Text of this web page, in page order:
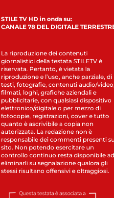
STILE TV HD in onda su:
CANALE 78 DEL DIGITALE
La riproduzione dei contenuti
giornalistici della testata STILETV è
riservata. Pertanto, è vietata la
riproduzione e l’uso, anche parziale, di
testi, fotografie, contenuti audio/video,
filmati, loghi, grafiche aziendali e
pubblicitarie, con qualsiasi dispositivo
elettronico/digitale o per mezzo di
fotocopie, registrazioni, cover e tutto
quanto è ascrivibile a copia non
autorizzata. La redazione non è
responsabile dei commenti presenti
sito. Non potendo esercitare un
controllo continuo resta disponibile ad
eliminarli su segnalazione qualora gli
stessi risultano offensivi e oltraggiosi.